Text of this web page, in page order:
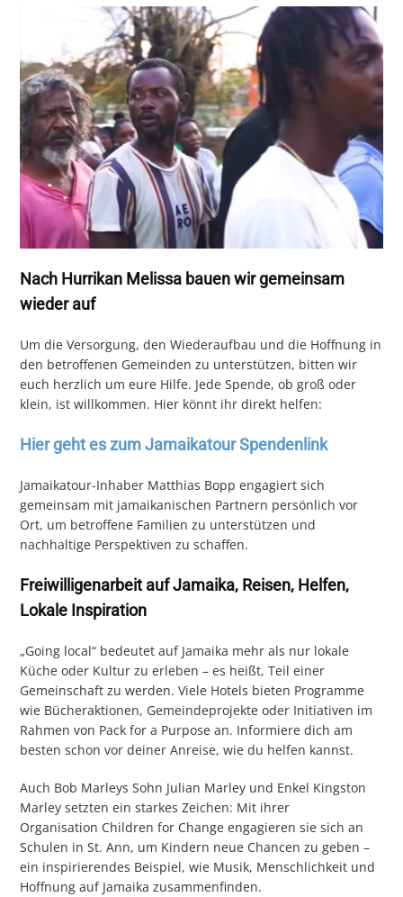
Nach Hurrikan Melissa bauen wir gemeinsam
wieder auf
Um die Versorgung, den Wiederaufbau und die Hoffnung in
den betroffenen Gemeinden zu unterstützen, bitten wir
euch herzlich um eure Hilfe. Jede Spende, ob groß oder
klein, ist willkommen. Hier könnt ihr direkt helfen:
Hier geht es zum Jamaikatour Spendenlink
Jamaikatour-Inhaber Matthias Bopp engagiert sich
gemeinsam mit jamaikanischen Partnern persönlich vor
Ort, um betroffene Familien zu unterstützen und
nachhaltige Perspektiven zu schaffen.
Freiwilligenarbeit auf Jamaika, Reisen, Helfen,
Lokale Inspiration
„Going local“ bedeutet auf Jamaika mehr als nur lokale
Küche oder Kultur zu erleben – es heißt, Teil einer
Gemeinschaft zu werden. Viele Hotels bieten Programme
wie Bücheraktionen, Gemeindeprojekte oder Initiativen im
Rahmen von Pack for a Purpose an. Informiere dich am
besten schon vor deiner Anreise, wie du helfen kannst.
Auch Bob Marleys Sohn Julian Marley und Enkel Kingston
Marley setzten ein starkes Zeichen: Mit ihrer
Organisation Children for Change engagieren sie sich an
Schulen in St. Ann, um Kindern neue Chancen zu geben –
ein inspirierendes Beispiel, wie Musik, Menschlichkeit und
Hoffnung auf Jamaika zusammenfinden.